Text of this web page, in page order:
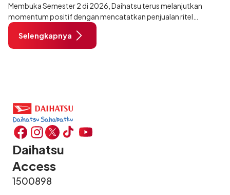
Membuka Semester 2 di 2026, Daihatsu terus melanjutkan
momentum positif dengan mencatatkan penjualan ritel
sebanyak 12.750 unit pada Juli 2026. Capaian tersebut tumbuh
13,6% dibandingkan periode yang sama tahun lalu sebanyak
11.220 unit, dan tetap stabil dibandingkan bulan Juni 2026 lalu.
Selengkapnya
Daihatsu
Access
1500898